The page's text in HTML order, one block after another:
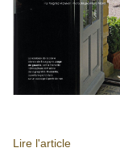
Lire l'article